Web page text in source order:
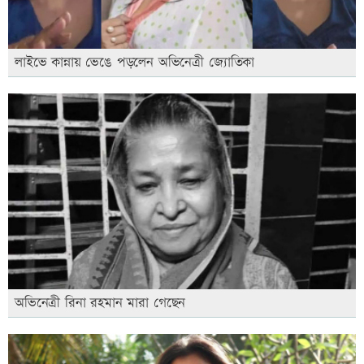
লাইভে কান্নায় ভেঙে পড়লেন অভিনেত্রী জ্যোতিকা
অভিনেত্রী রিনা রহমান মারা গেছেন